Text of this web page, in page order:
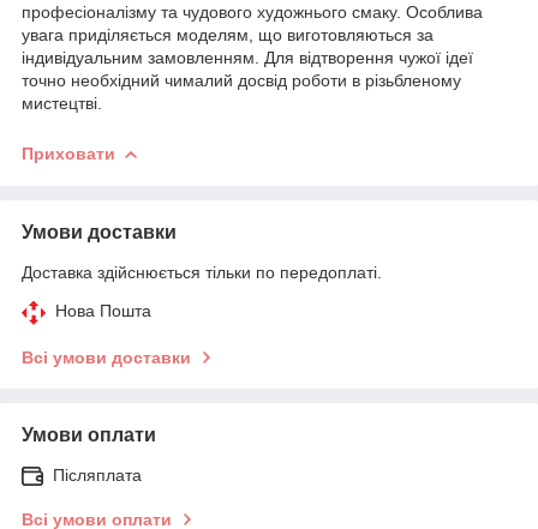
професіоналізму та чудового художнього смаку. Особлива
увага приділяється моделям, що виготовляються за
індивідуальним замовленням. Для відтворення чужої ідеї
точно необхідний чималий досвід роботи в різьбленому
мистецтві.
Приховати
Умови доставки
Доставка здійснюється тільки по передоплаті.
Нова Пошта
Всі умови доставки
Умови оплати
Післяплата
Всі умови оплати